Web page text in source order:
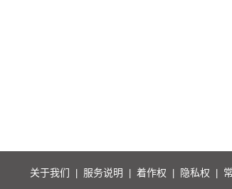
关于我们 服务说明 着作权 隐私权